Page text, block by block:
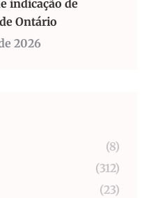
indicação de
Ontário
2026
(8)
(312)
(23)